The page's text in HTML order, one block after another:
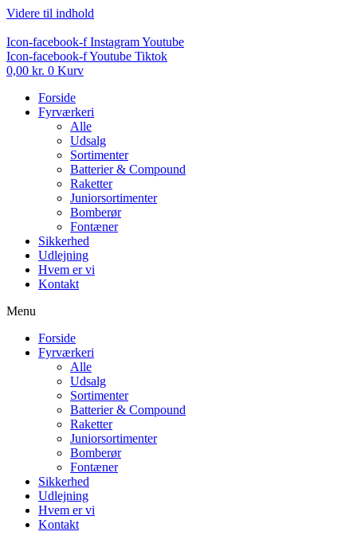
Videre til indhold
Icon-facebook-f InstagramYoutube
Icon-facebook-fYoutube Tiktok
0,00 kr. 0 Kurv
Forside
Fyrværkeri
Alle
Udsalg
Sortimenter
Batterier & Compound
Raketter
Juniorsortimenter
Bomberør
Fontæner
Sikkerhed
Udlejning
Hvem er vi
Kontakt
Menu
Forside
Fyrværkeri
Alle
Udsalg
Sortimenter
Batterier & Compound
Raketter
Juniorsortimenter
Bomberør
Fontæner
Sikkerhed
Udlejning
Hvem er vi
Kontakt